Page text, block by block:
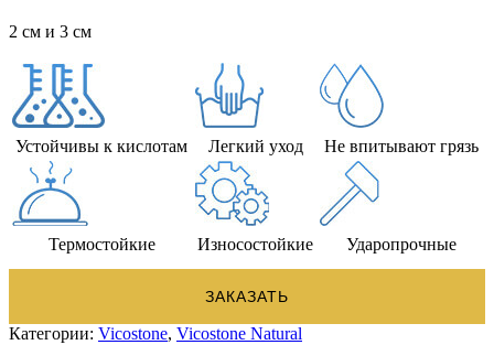
2 см и 3 см
Устойчивы к кислотам Легкий уход Не впитывают грязь
Термостойкие Износостойкие Ударопрочные
ЗАКАЗАТЬ
Категории: Vicostone, Vicostone Natural